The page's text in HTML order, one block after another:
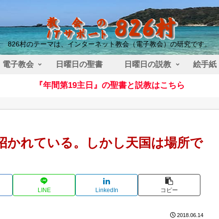
826村のテーマは、インターネット教会（電子教会）の研究です。
電子教会 日曜日の聖書 日曜日の説教 絵手紙
『年間第19主日』の聖書と説教はこちら
かれている。しかし天国は場所で
LINE LinkedIn コピー
2018.06.14